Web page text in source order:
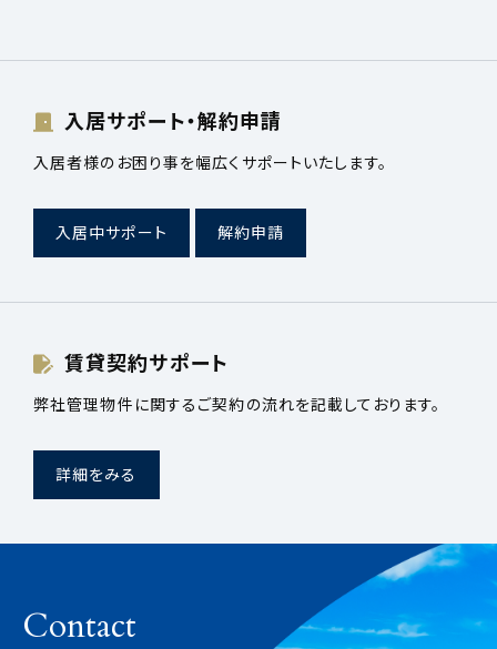
入居サポート・解約申請
入居者様のお困り事を幅広くサポートいたします。
入居中サポート 解約申請
賃貸契約サポート
弊社管理物件に関するご契約の流れを記載しております。
詳細をみる
Contact